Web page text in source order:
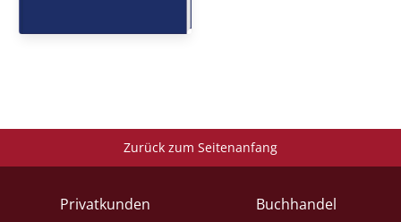
Zurück zum Seitenanfang
Privatkunden Buchhandel